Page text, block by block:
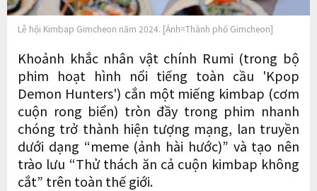
Lễ hội Kimbap Gimcheon năm 2024. [Ảnh=Thành phố Gimcheon]
Khoảnh khắc nhân vật chính Rumi (trong bộ
phim hoạt hình nổi tiếng toàn cầu 'Kpop
Demon Hunters') cắn một miếng kimbap (cơm
cuộn rong biển) tròn đầy trong phim nhanh
chóng trở thành hiện tượng mạng, lan truyền
dưới dạng “meme (ảnh hài hước)” và tạo nên
trào lưu “Thử thách ăn cả cuộn kimbap không
cắt” trên toàn thế giới.